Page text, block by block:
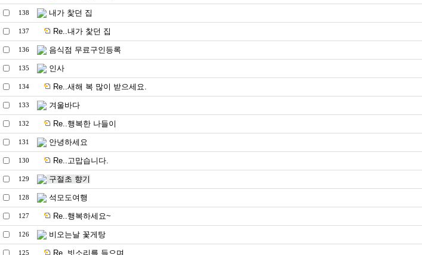
138 내가 찿던 집
137 Re..내가 찿던 집
136 음식점 무료구인등록
135 인사
134 Re..새해 복 많이 받으세요.
133 겨울바다
132 Re..행복한 나들이
131 안녕하세요
130 Re..고맙습니다.
129 구절초 향기
128 석모도여행
127 Re..행복하세요~
126 비오는날 꽃게탕
125 Re..빗소리를 들으며